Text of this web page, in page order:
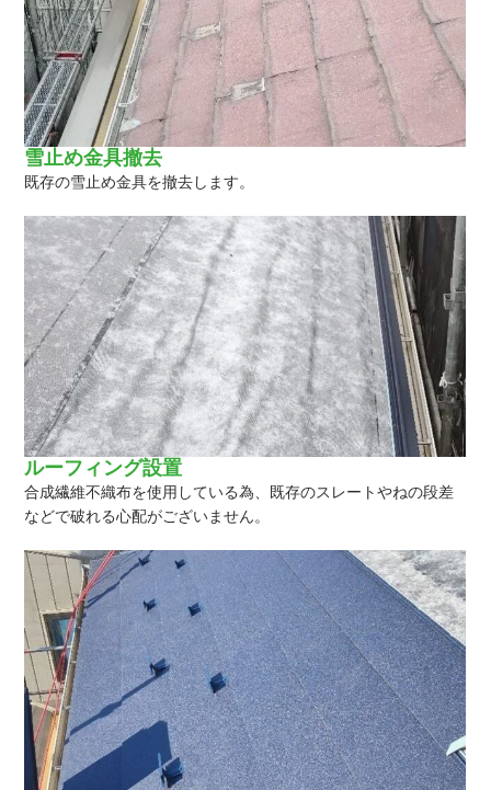
雪止め金具撤去
既存の雪止め金具を撤去します。
ルーフィング設置
合成繊維不織布を使用している為、既存のスレートやねの段差
などで破れる心配がございません。